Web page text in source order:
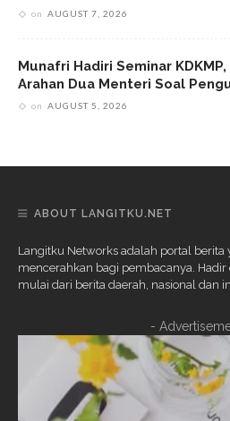
on AUGUST 7, 2026
Munafri Hadiri Seminar
Arahan Dua Menteri Soal
on AUGUST 5, 2026
ABOUT LANGITKU.NET
Langitku Networks adalah portal
mencerahkan bagi pembacanya. Hadir
mulai dari berita daerah, nasional dan
-